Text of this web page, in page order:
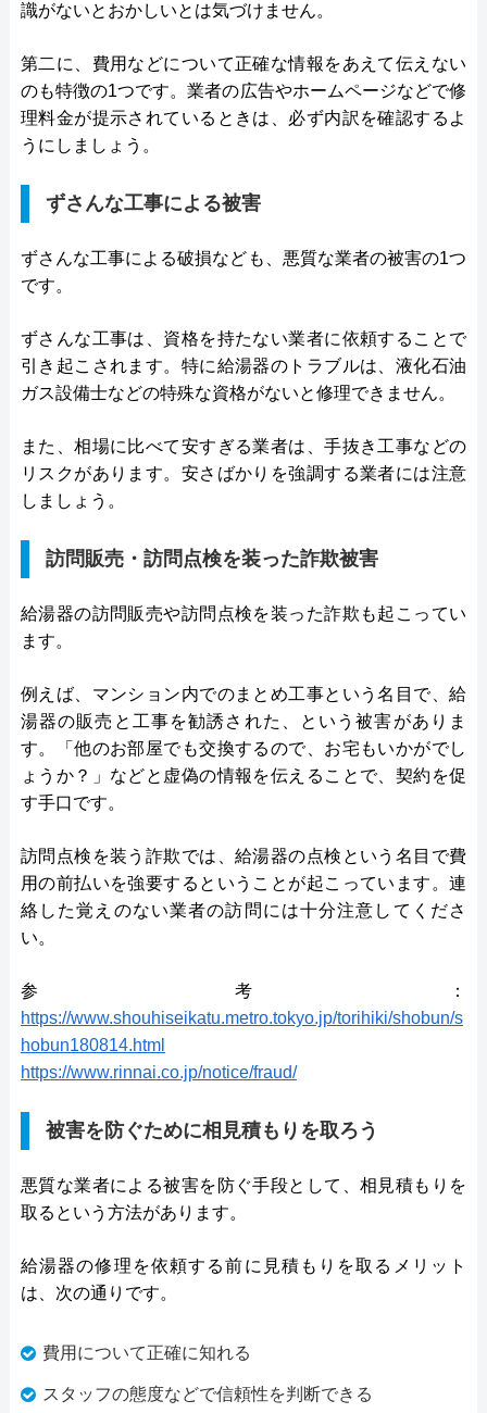
識がないとおかしいとは気づけません。
第二に、費用などについて正確な情報をあえて伝えない
のも特徴の1つです。業者の広告やホームページなどで修
理料金が提示されているときは、必ず内訳を確認するよ
うにしましょう。
ずさんな工事による被害
ずさんな工事による破損なども、悪質な業者の被害の1つ
です。
ずさんな工事は、資格を持たない業者に依頼することで
引き起こされます。特に給湯器のトラブルは、液化石油
ガス設備士などの特殊な資格がないと修理できません。
また、相場に比べて安すぎる業者は、手抜き工事などの
リスクがあります。安さばかりを強調する業者には注意
しましょう。
訪問販売・訪問点検を装った詐欺被害
給湯器の訪問販売や訪問点検を装った詐欺も起こってい
ます。
例えば、マンション内でのまとめ工事という名目で、給
湯器の販売と工事を勧誘された、という被害がありま
す。「他のお部屋でも交換するので、お宅もいかがでし
ょうか？」などと虚偽の情報を伝えることで、契約を促
す手口です。
訪問点検を装う詐欺では、給湯器の点検という名目で費
用の前払いを強要するということが起こっています。連
絡した覚えのない業者の訪問には十分注意してくださ
い。
参考：
https://www.shouhiseikatu.metro.tokyo.jp/torihiki/shobun/s
hobun180814.html
https://www.rinnai.co.jp/notice/fraud/
被害を防ぐために相見積もりを取ろう
悪質な業者による被害を防ぐ手段として、相見積もりを
取るという方法があります。
給湯器の修理を依頼する前に見積もりを取るメリット
は、次の通りです。
費用について正確に知れる
スタッフの態度などで信頼性を判断できる